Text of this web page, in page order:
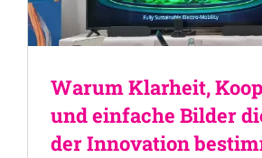
Warum Klarheit,
und einfache Bilder
der Innovation